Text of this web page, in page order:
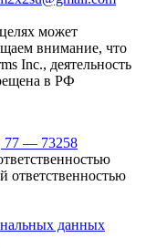
может
внимание, что
Inc., деятельность
в РФ
77 — 73258
ответственностью
данных